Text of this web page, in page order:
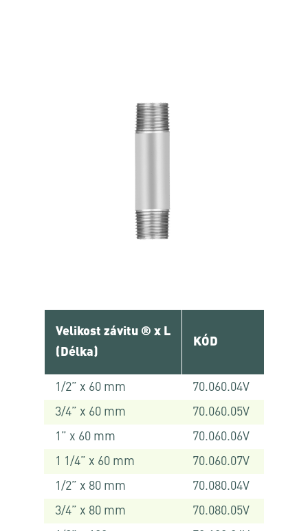
Velikost závitu ® x L
(Délka)
KÓD
1/2” x 60 mm
70.060.04V
3/4” x 60 mm
70.060.05V
1” x 60 mm
70.060.06V
1 1/4” x 60 mm
70.060.07V
1/2” x 80 mm
70.080.04V
3/4” x 80 mm
70.080.05V